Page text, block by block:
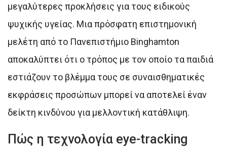
μεγαλύτερες προκλήσεις για τους ειδικούς
ψυχικής υγείας. Μια πρόσφατη επιστημονική
μελέτη από το Πανεπιστήμιο Binghamton
αποκαλύπτει ότι ο τρόπος με τον οποίο τα παιδιά
εστιάζουν το βλέμμα τους σε συναισθηματικές
εκφράσεις προσώπων μπορεί να αποτελεί έναν
δείκτη κινδύνου για μελλοντική κατάθλιψη.
Πώς η τεχνολογία eye-tracking